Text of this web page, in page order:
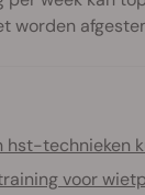
worden
hst-technieken
voor